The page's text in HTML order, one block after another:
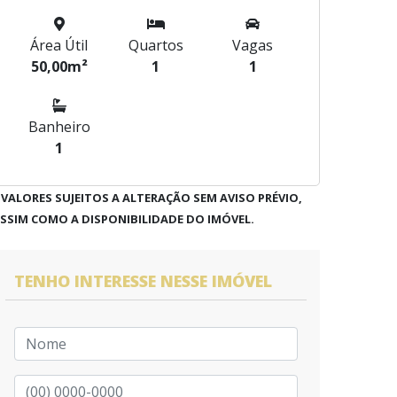
Área Útil
50,00m²
Quartos
1
Vagas
1
Banheiro
1
SUJEITOS A ALTERAÇÃO SEM AVISO PRÉVIO,
COMO A DISPONIBILIDADE DO IMÓVEL.
TENHO INTERESSE NESSE IMÓVEL